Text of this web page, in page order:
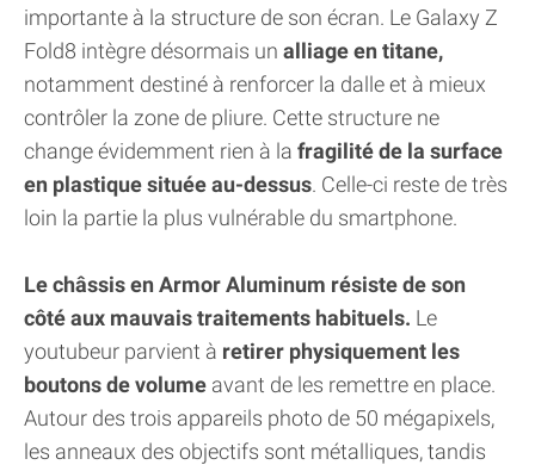
importante à la structure de son écran. Le Galaxy Z
Fold8 intègre désormais un alliage en titane,
notamment destiné à renforcer la dalle et à mieux
contrôler la zone de pliure. Cette structure ne
change évidemment rien à la fragilité de la surface
en plastique située au-dessus. Celle-ci reste de très
loin la partie la plus vulnérable du smartphone.
Le châssis en Armor Aluminum résiste de son
côté aux mauvais traitements habituels. Le
youtubeur parvient à retirer physiquement les
boutons de volume avant de les remettre en place.
Autour des trois appareils photo de 50 mégapixels,
les anneaux des objectifs sont métalliques, tandis